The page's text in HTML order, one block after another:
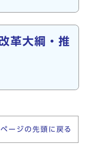
革大綱・推
ページの先頭に戻る